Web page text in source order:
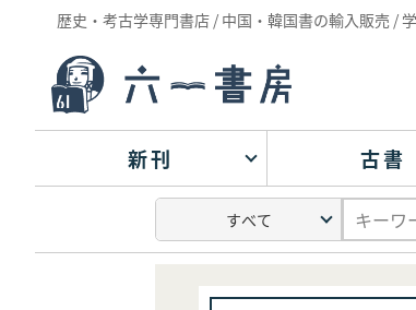
歴史・考古学専門書店 / 中国・韓国書の輸入販売 /
新刊 古書